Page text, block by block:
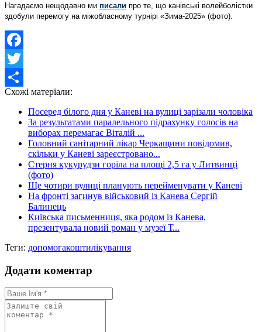
Нагадаємо нещодавно ми писали про те, що канівські волейболістки
здобули перемогу на міжобласному турнірі «Зима-2025» (фото).
Facebook
Twitter
Share
Схожі матеріали:
Посеред білого дня у Каневі на вулиці зарізали чоловіка
За результатами паралельного підрахунку голосів на
виборах перемагає Віталій ...
Головний санітарний лікар Черкащини повідомив,
скільки у Каневі зареєстровано...
Стерня кукурудзи горіла на площі 2,5 га у Литвинці
(фото)
Ще чотири вулиці планують перейменувати у Каневі
На фронті загинув військовий із Канева Сергій
Балинець
Київська письменниця, яка родом із Канева,
презентувала новий роман у музеї Т...
Теги: допомогакоштилікування
Додати коментар